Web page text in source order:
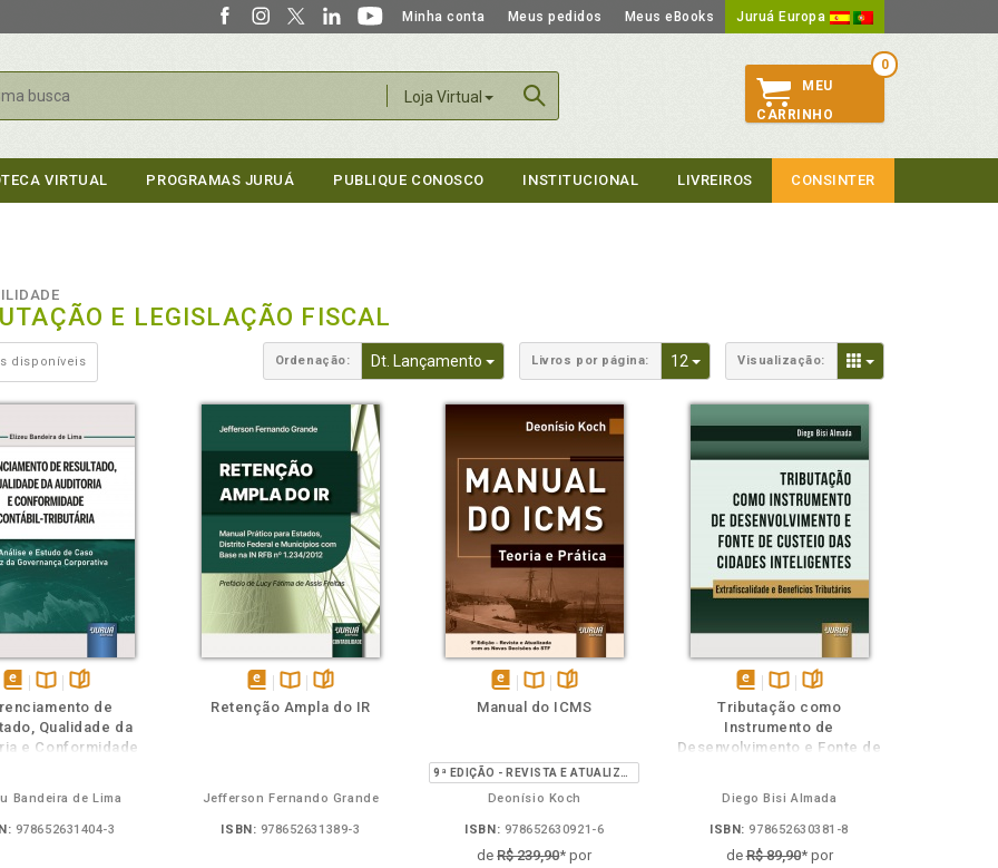
Minha conta Meus pedidos Meus eBooks Juruá Europa
Loja Virtual
0
MEU
CARRINHO
VIRTUAL PROGRAMAS JURUÁ PUBLIQUE CONOSCO INSTITUCIONAL LIVREIROS CONSINTER
E LEGISLAÇÃO FISCAL
disponíveis Ordenação: Dt. Lançamento Toggle Dropdown
Livros por página: 12 Toggle Dropdown
Visualização: Toggle Dropdown
disponível
em
eBook
Disponível
na
B.V.
páginas
de
Qualidade da
e Conformidade
Bandeira de Lima
978652631404-3
disponívelDisponível
páginas
Retenção Ampla do IR
Jefferson Fernando Grande
ISBN: 978652631389-3
disponívelDisponível
páginas
Manual do ICMS
Deonísio Koch
ISBN: 978652630921-6
deR$ 239,90* por
disponível
em
eBook
Também
Disponível
na
B.V.
Folheie
páginas
Tributação como
Instrumento de
Desenvolvimento e Fonte de
Diego Bisi Almada
ISBN: 978652630381-8
deR$ 89,90* por